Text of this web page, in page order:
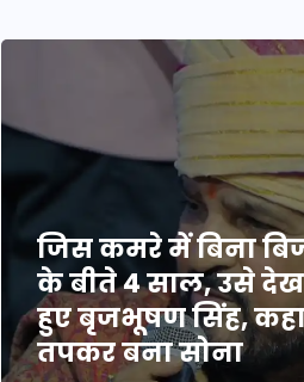
जिस कमरे में बिना
के बीते 4 साल, उसे
हुए बृजभूषण सिंह,
तपकर बना सोना